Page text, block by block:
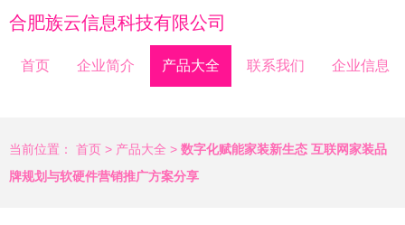
合肥族云信息科技有限公司
首页 企业简介 产品大全 联系我们 企业信息
当前位置： 首页 > 产品大全 > 数字化赋能家装新生态 互联网家装品
牌规划与软硬件营销推广方案分享